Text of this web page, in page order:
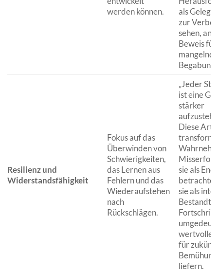
werden können.
als
zur
sehen,
Beweis für
mangelnde
Begabung.
Resilienz und
Widerstandsfähigkeit
Fokus auf das
Überwinden von
Schwierigkeiten,
das Lernen aus
Fehlern und das
Wiederaufstehen
nach
Rückschlägen.
„Jeder
ist eine
stärker
Diese Art
sie als
sie als
wertvolle
für
liefern.